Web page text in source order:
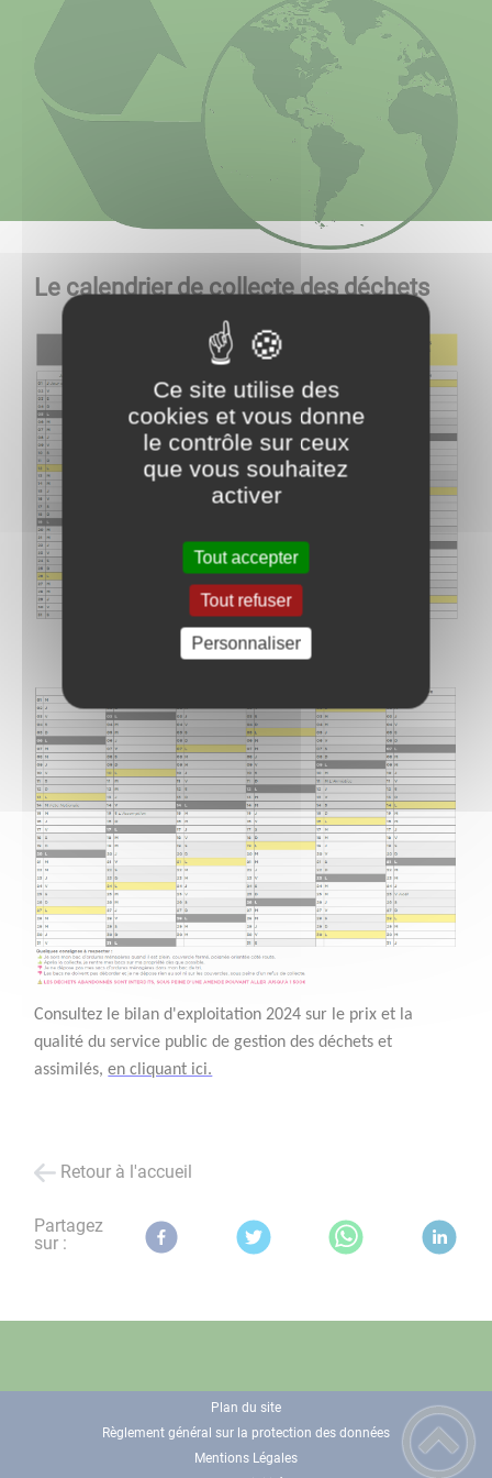
Le calendrier de collecte des déchets
Consultez le bilan d'exploitation 2024 sur le prix et la
qualité du service public de gestion des déchets et
assimilés,en cliquant ici.
Retour à l'accueil
Partagez
sur :
Plan du site
Règlement général sur la protection des données
Mentions Légales
Ce site utilise des
cookies et vous donne
le contrôle sur ceux
que vous souhaitez
activer
Tout accepter
Tout refuser
Personnaliser